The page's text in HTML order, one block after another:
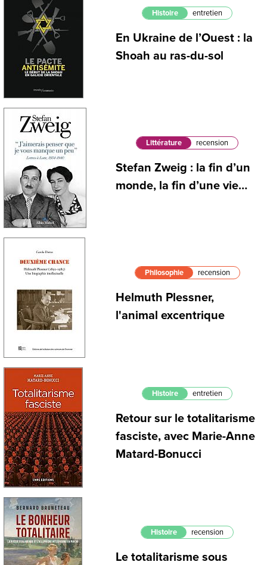
Histoire entretien
En Ukraine de l’Ouest : la
Shoah au ras-du-sol
Littérature recension
Stefan Zweig : la fin d’un
monde, la fin d’une vie…
Philosophie recension
Helmuth Plessner,
l'animal excentrique
Histoire entretien
Retour sur le totalitarisme
fasciste, avec Marie-Anne
Matard-Bonucci
Histoire recension
Le totalitarisme sous